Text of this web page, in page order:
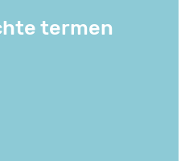
termen